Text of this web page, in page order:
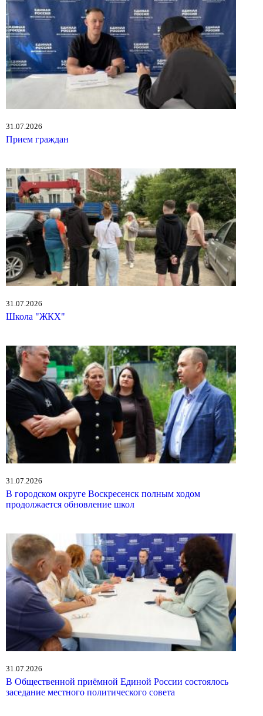
31.07.2026
Прием граждан
31.07.2026
Школа "ЖКХ"
31.07.2026
В городском округе Воскресенск полным ходом
продолжается обновление школ
31.07.2026
В Общественной приёмной Единой России состоялось
заседание местного политического совета